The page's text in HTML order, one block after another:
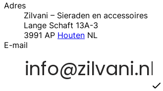
Adres
Zilvani – Sieraden en accessoires
Lange Schaft 13A-3
3991 AP Houten NL
E-mail